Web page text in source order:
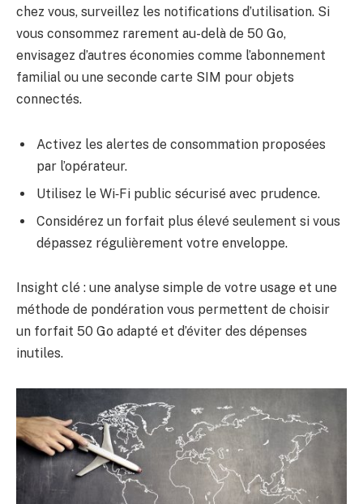
chez vous, surveillez les notifications d’utilisation. Si
vous consommez rarement au-delà de 50 Go,
envisagez d’autres économies comme l’abonnement
familial ou une seconde carte SIM pour objets
connectés.
Activez les alertes de consommation proposées
par l’opérateur.
Utilisez le Wi‑Fi public sécurisé avec prudence.
Considérez un forfait plus élevé seulement si vous
dépassez régulièrement votre enveloppe.
Insight clé : une analyse simple de votre usage et une
méthode de pondération vous permettent de choisir
un forfait 50 Go adapté et d’éviter des dépenses
inutiles.